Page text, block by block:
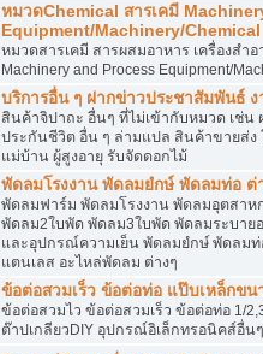
หมวดChemical สารเคมี
Equipment/Machinery/Chemical
หมวดสารเคมี สารผสมอาหาร เครื่องสำ
Machinery and Process Equipment/
บริการอื่น ๆ ฝากข่าวประชาสัมพันธ์
สินค้าจิปาถะ อื่นๆ ที่ไม่เข้ากับหมวด เช่
ประกันชีวิต อื่น ๆ ล่ามแปล สินค้าขายส่
แม่บ้าน ผู้สูงอายุ รับจัดดอกไม้
พัดลมโรงงาน พัดลมยํกษ์ พัดลมท่อ ต่
พัดลมฟาร์ม พัดลมโรงงาน พัดลมอุตสา
พัดลม2ใบพัด พัดลม3ใบพัด พัดลมระบา
และอุปกรณ์ความเย็น พัดลมยํกษ์ พัดลม
แตนเลส อะไหล่พัดลม ต่างๆ
ข้อต่อสวมเร็ว ข้อต่อท่อ แป๊บเหล็กขน
ข้อต่อสวมไว ข้อต่อสวมเร็ว ข้อต่อท่อ 1/
ต๊าปเกลียวDIY อุปกรณ์อิเล็กทรอนิคส์อื่